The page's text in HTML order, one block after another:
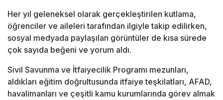
Her yıl geleneksel olarak gerçekleştirilen kutlama,
öğrenciler ve aileleri tarafından ilgiyle takip edilirken,
sosyal medyada paylaşılan görüntüler de kısa sürede
çok sayıda beğeni ve yorum aldı.
Sivil Savunma ve İtfaiyecilik Programı mezunları,
aldıkları eğitim doğrultusunda itfaiye teşkilatları, AFAD,
havalimanları ve çeşitli kamu kurumlarında görev almak